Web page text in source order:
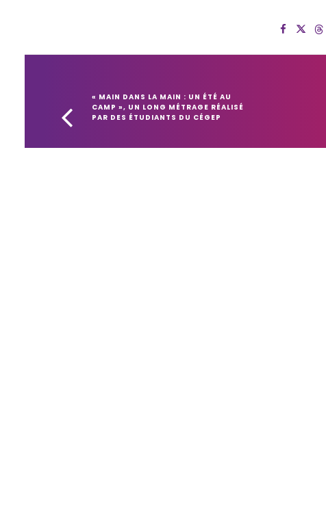
« MAIN DANS LA MAIN : UN ÉTÉ AU
CAMP », UN LONG MÉTRAGE RÉALISÉ
PAR DES ÉTUDIANTS DU CÉGEP